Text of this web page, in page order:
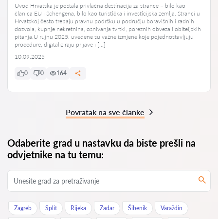
Uvod Hrvatska je postala privlačna destinacija za strance – bilo kao
članica EU i Schengena, bilo kao turistička i investicijska zemlja. Stranci u
Hrvatskoj često trebaju pravnu podršku u području boravišnih i radnih
dozvola, kupnje nekretnina, osnivanja tvrtki, poreznih obveza i obiteljskih
pitanja.U rujnu 2025. uvedene su važne izmjene koje pojednostavljuju
procedure, digitaliziraju prijave i […]
10.09.2025
0 0 164
Povratak na sve članke
Odaberite grad u nastavku da biste prešli na
odvjetnike na tu temu:
Zagreb Split Rijeka Zadar Šibenik Varaždin